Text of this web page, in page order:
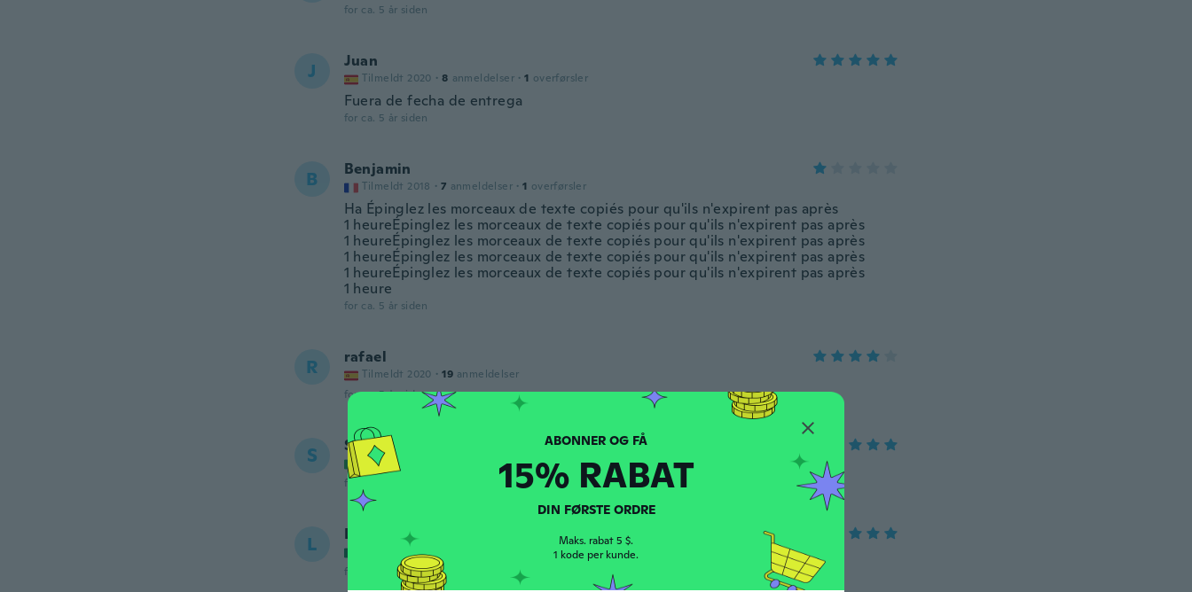
for ca. 5 år siden
J Juan
Tilmeldt 2020 · 8 anmeldelser · 1 overførsler
Fuera de fecha de entrega
for ca. 5 år siden
B Benjamin
Tilmeldt 2018 · 7 anmeldelser · 1 overførsler
Ha Épinglez les morceaux de texte copiés pour qu'ils n'expirent pas après
1 heureÉpinglez les morceaux de texte copiés pour qu'ils n'expirent pas après
1 heureÉpinglez les morceaux de texte copiés pour qu'ils n'expirent pas après
1 heureÉpinglez les morceaux de texte copiés pour qu'ils n'expirent pas après
1 heureÉpinglez les morceaux de texte copiés pour qu'ils n'expirent pas après
1 heure
for ca. 5 år siden
R rafael
Tilmeldt 2020 · 19 anmeldelser
for ca. 5 år siden
S Sandro
Tilmeldt 2018
anmeldelser
for ca. 5 år siden
L Lidu
Tilmeldt 2019
for ca. 5 år siden
15% RABAT
DIN FØRSTE ORDRE
Maks. rabat 5 $.
1 kode per kunde.